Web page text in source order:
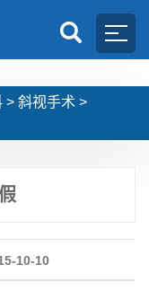
> 斜视手术 >
10-10